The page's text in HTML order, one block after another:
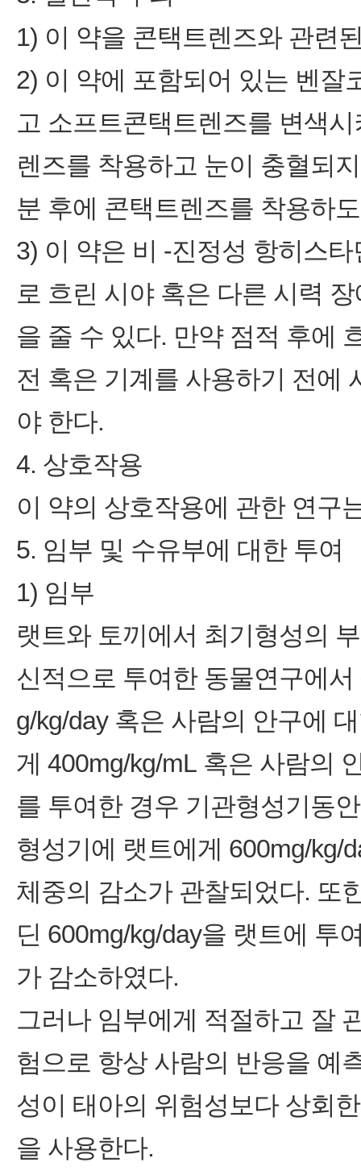
1) 이 약을 콘택트렌즈와 관련
2) 이 약에 포함되어 있는 벤잘
고 소프트콘택트렌즈를 변색
렌즈를 착용하고 눈이 충혈되
분 후에 콘택트렌즈를 착용하
3) 이 약은 비 -진정성 항히스
로 흐린 시야 혹은 다른 시력
을 줄 수 있다. 만약 점적 후에
전 혹은 기계를 사용하기 전에
야 한다.
4. 상호작용
이 약의 상호작용에 관한 연구
5. 임부 및 수유부에 대한 투여
1) 임부
랫트와 토끼에서 최기형성의
신적으로 투여한 동물연구에
g/kg/day 혹은 사람의 안구에
게 400mg/kg/mL 혹은 사람의
를 투여한 경우 기관형성기동
형성기에 랫트에게 600mg/kg/
체중의 감소가 관찰되었다. 또
딘 600mg/kg/day을 랫트에 투
가 감소하였다.
그러나 임부에게 적절하고 잘
험으로 항상 사람의 반응을 예
성이 태아의 위험성보다 상회
을 사용한다.